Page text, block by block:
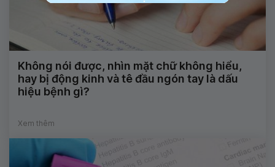
Không nói được, nhìn mặt chữ không hiểu,
hay bị động kinh và tê đầu ngón tay là dấu
hiệu bệnh gì?
Xem thêm